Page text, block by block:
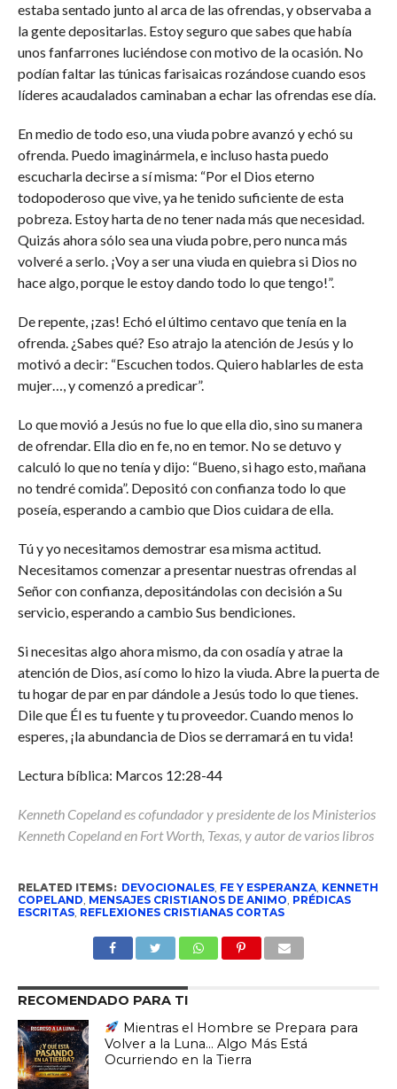
estaba sentado junto al arca de las ofrendas, y observaba a
la gente depositarlas. Estoy seguro que sabes que había
unos fanfarrones luciéndose con motivo de la ocasión. No
podían faltar las túnicas farisaicas rozándose cuando esos
líderes acaudalados caminaban a echar las ofrendas ese día.
En medio de todo eso, una viuda pobre avanzó y echó su
ofrenda. Puedo imaginármela, e incluso hasta puedo
escucharla decirse a sí misma: “Por el Dios eterno
todopoderoso que vive, ya he tenido suficiente de esta
pobreza. Estoy harta de no tener nada más que necesidad.
Quizás ahora sólo sea una viuda pobre, pero nunca más
volveré a serlo. ¡Voy a ser una viuda en quiebra si Dios no
hace algo, porque le estoy dando todo lo que tengo!”.
De repente, ¡zas! Echó el último centavo que tenía en la
ofrenda. ¿Sabes qué? Eso atrajo la atención de Jesús y lo
motivó a decir: “Escuchen todos. Quiero hablarles de esta
mujer…, y comenzó a predicar”.
Lo que movió a Jesús no fue lo que ella dio, sino su manera
de ofrendar. Ella dio en fe, no en temor. No se detuvo y
calculó lo que no tenía y dijo: “Bueno, si hago esto, mañana
no tendré comida”. Depositó con confianza todo lo que
poseía, esperando a cambio que Dios cuidara de ella.
Tú y yo necesitamos demostrar esa misma actitud.
Necesitamos comenzar a presentar nuestras ofrendas al
Señor con confianza, depositándolas con decisión a Su
servicio, esperando a cambio Sus bendiciones.
Si necesitas algo ahora mismo, da con osadía y atrae la
atención de Dios, así como lo hizo la viuda. Abre la puerta de
tu hogar de par en par dándole a Jesús todo lo que tienes.
Dile que Él es tu fuente y tu proveedor. Cuando menos lo
esperes, ¡la abundancia de Dios se derramará en tu vida!
Lectura bíblica: Marcos 12:28-44
Kenneth Copeland es cofundador y presidente de los Ministerios
Kenneth Copeland en Fort Worth, Texas, y autor de varios libros
RELATED ITEMS: DEVOCIONALES, FE Y ESPERANZA, KENNETH
COPELAND, MENSAJES CRISTIANOS DE ANIMO, PRÉDICAS
ESCRITAS, REFLEXIONES CRISTIANAS CORTAS
RECOMENDADO PARA TI
Mientras el Hombre se Prepara para
Volver a la Luna… Algo Más Está
Ocurriendo en la Tierra